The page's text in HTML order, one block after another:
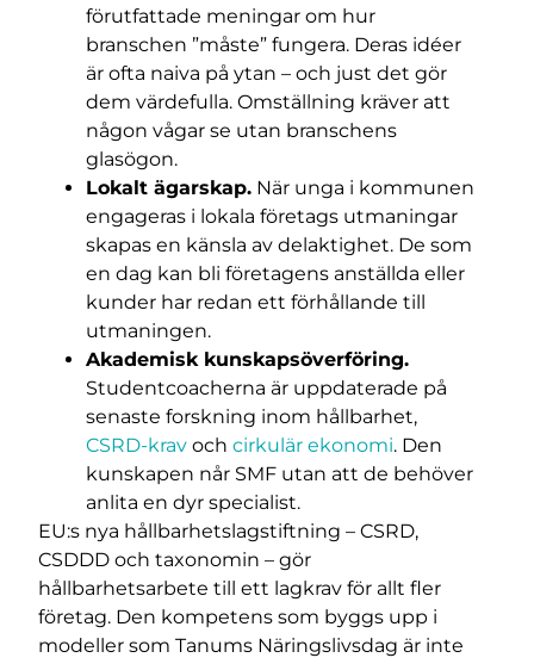
förutfattade meningar om hur
branschen ”måste” fungera. Deras idéer
är ofta naiva på ytan – och just det gör
dem värdefulla. Omställning kräver att
någon vågar se utan branschens
glasögon.
Lokalt ägarskap. När unga i kommunen
engageras i lokala företags utmaningar
skapas en känsla av delaktighet. De som
en dag kan bli företagens anställda eller
kunder har redan ett förhållande till
utmaningen.
Akademisk kunskapsöverföring.
Studentcoacherna är uppdaterade på
senaste forskning inom hållbarhet,
CSRD-krav ochcirkulär ekonomi. Den
kunskapen når SMF utan att de behöver
anlita en dyr specialist.
EU:s nya hållbarhetslagstiftning – CSRD,
CSDDD och taxonomin – gör
hållbarhetsarbete till ett lagkrav för allt fler
företag. Den kompetens som byggs upp i
modeller som Tanums Näringslivsdag är inte